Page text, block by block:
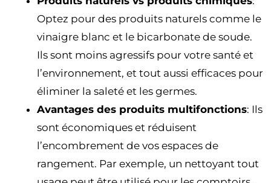
Optez pour des produits naturels comme le
vinaigre blanc et le bicarbonate de soude.
Ils sont moins agressifs pour votre santé et
l’environnement, et tout aussi efficaces pour
éliminer la saleté et les germes.
Avantages des produits multifonctions: Ils
sont économiques et réduisent
l’encombrement de vos espaces de
rangement. Par exemple, un nettoyant tout